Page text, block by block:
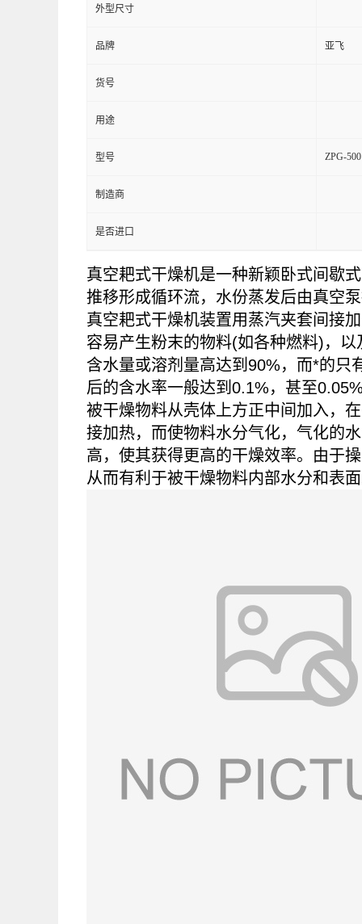
外型尺寸
品牌 亚飞
货号
用途
型号 ZPG-500
制造商
是否进口
真空耙式干燥机是一种新颖卧式间歇
推移形成循环流，水份蒸发后由真空
真空耙式干燥机装置用蒸汽夹套间接
容易产生粉末的物料(如各种燃料)，
含水量或溶剂量高达到90%，而*的只
后的含水率一般达到0.1%，甚至
被干燥物料从壳体上方正中间加入，
接加热，而使物料水分气化，气化的
高，使其获得更高的干燥效率。由于
从而有利于被干燥物料内部水分和表